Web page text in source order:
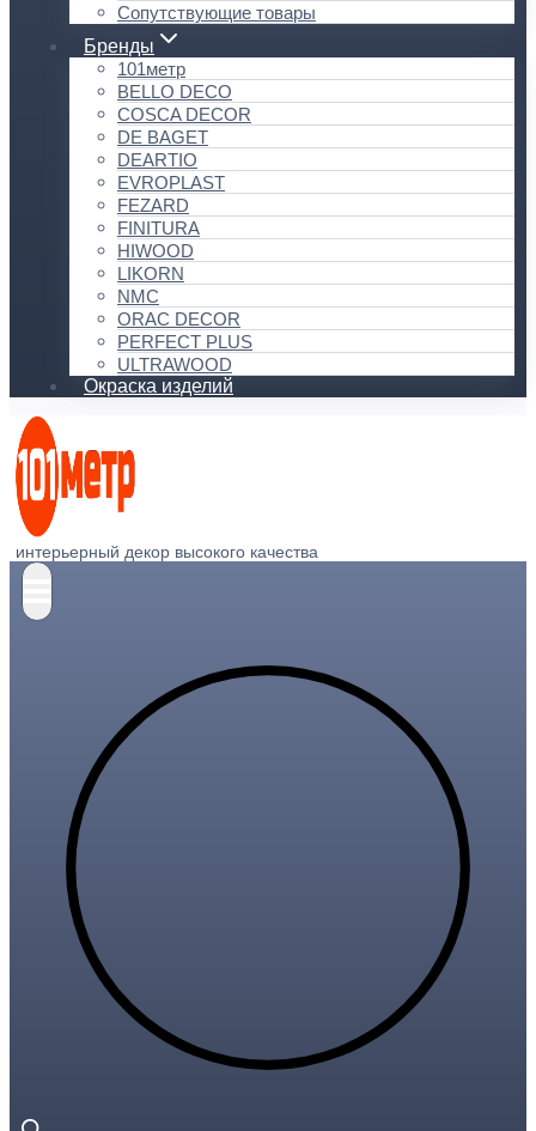
Сопутствующие товары
Бренды
101метр
BELLO DECO
COSCA DECOR
DE BAGET
DEARTIO
EVROPLAST
FEZARD
FINITURA
HIWOOD
LIKORN
NMC
ORAC DECOR
PERFECT PLUS
ULTRAWOOD
Окраска изделий
интерьерный декор высокого качества